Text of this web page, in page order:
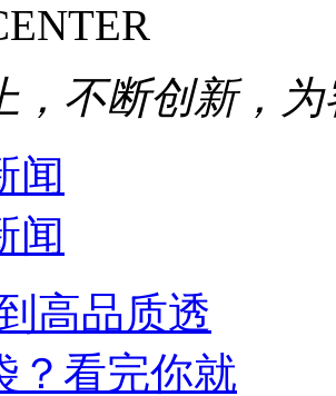
，不断创新，
闻
闻